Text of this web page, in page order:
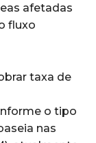
afetadas
fluxo
taxa de
o tipo
nas